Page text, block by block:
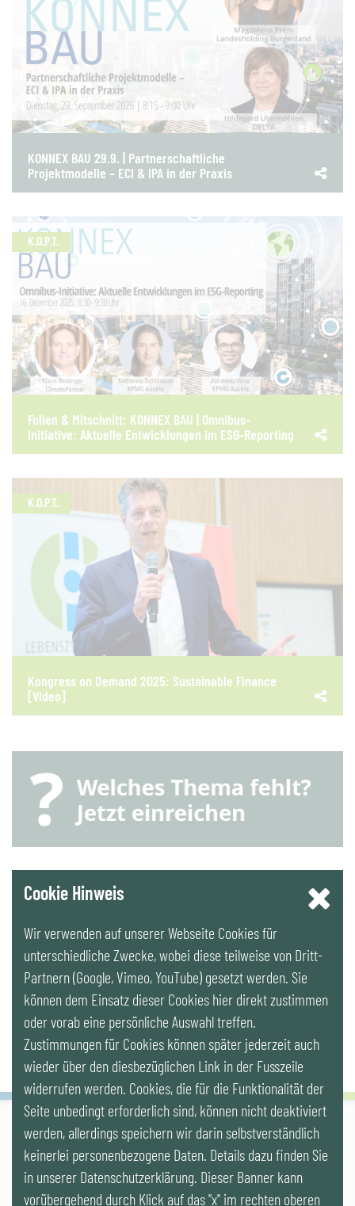
KONNEX BAU 29.9. | Partnerschaftliche
Projektmodelle – ECI & IPA in der Praxis
K.O.P.T.
Folien & Mitschnitt: KONNEX BAU | Omnibus-
Initiative: Aktuelle Entwicklungen im ESG-Reporting
K.O.P.T.
Kongress on Demand 2025: Sustainable Finance
[Video]
YouTube
LinkedIn
Newsletter
IG LEBENSZYKLUS BAU
Wipplingerstr. 10/Top 9, Stoß im Himmel, A-1010 Wien
office@ig-lebenszyklus.at
Cookie Hinweis
Wir verwenden auf unserer Webseite Cookies für
unterschiedliche Zwecke, wobei diese teilweise von Dritt-
Partnern (Google, Vimeo, YouTube) gesetzt werden. Sie
können dem Einsatz dieser Cookies hier direkt zustimmen
oder vorab eine persönliche Auswahl treffen.
Zustimmungen für Cookies können später jederzeit auch
wieder über den diesbezüglichen Link in der Fusszeile
widerrufen werden. Cookies, die für die Funktionalität der
Seite unbedingt erforderlich sind, können nicht deaktiviert
werden, allerdings speichern wir darin selbstverständlich
keinerlei personenbezogene Daten. Details dazu finden Sie
in unserer Datenschutzerklärung. Dieser Banner kann
vorübergehend durch Klick auf das "x" im rechten oberen